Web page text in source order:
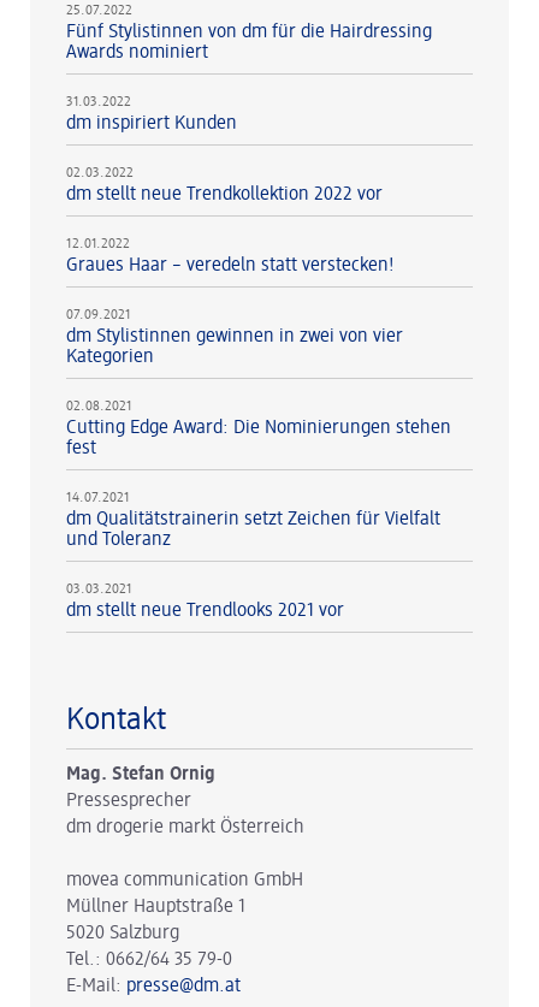
25.07.2022
Fünf Stylistinnen von dm für die Hairdressing
Awards nominiert
31.03.2022
dm inspiriert Kunden
02.03.2022
dm stellt neue Trendkollektion 2022 vor
12.01.2022
Graues Haar – veredeln statt verstecken!
07.09.2021
dm Stylistinnen gewinnen in zwei von vier
Kategorien
02.08.2021
Cutting Edge Award: Die Nominierungen stehen
fest
14.07.2021
dm Qualitätstrainerin setzt Zeichen für Vielfalt
und Toleranz
03.03.2021
dm stellt neue Trendlooks 2021 vor
Kontakt
Mag. Stefan Ornig
Pressesprecher
dm drogerie markt Österreich
movea communication GmbH
Müllner Hauptstraße 1
5020 Salzburg
Tel.: 0662/64 35 79-0
E-Mail: presse@dm.at